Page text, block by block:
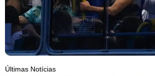
Últimas Notícias